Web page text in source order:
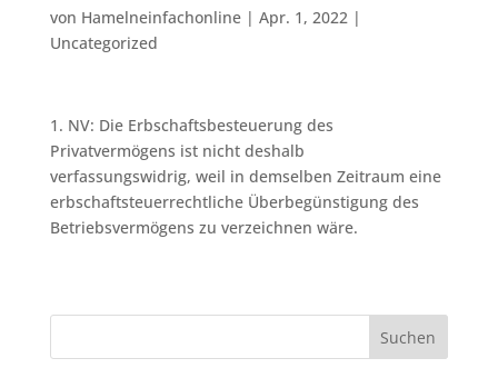
von Hamelneinfachonline| Apr. 1, 2022|
Uncategorized
1. NV: Die Erbschaftsbesteuerung des
Privatvermögens ist nicht deshalb
verfassungswidrig, weil in demselben Zeitraum eine
erbschaftsteuerrechtliche Überbegünstigung des
Betriebsvermögens zu verzeichnen wäre.